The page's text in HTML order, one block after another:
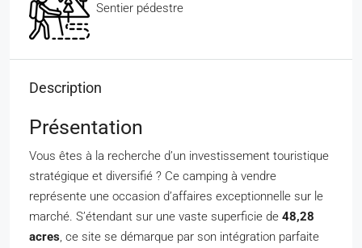
Sentier pédestre
Description
Présentation
Vous êtes à la recherche d’un investissement touristique
stratégique et diversifié ? Ce camping à vendre
représente une occasion d’affaires exceptionnelle sur le
marché. S’étendant sur une vaste superficie de 48,28
acres, ce site se démarque par son intégration parfaite